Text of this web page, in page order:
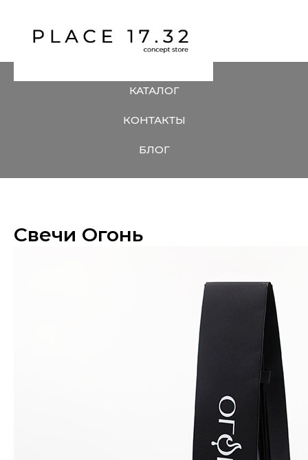
КАТАЛОГ
КОНТАКТЫ
БЛОГ
Свечи Огонь